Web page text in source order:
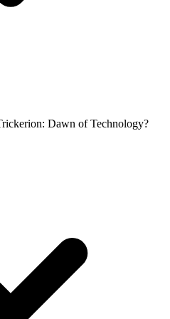
Dawn of Technology?